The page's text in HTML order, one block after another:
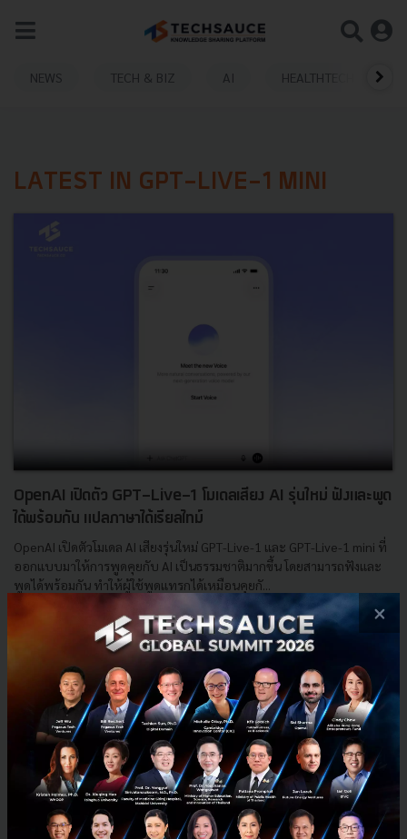
NEWS TECH & BIZ AI HEALTHTECH
LATEST IN GPT-LIVE-1 MINI
OpenAI เปิดตัว GPT-Live-1 โมเดลเสียง AI รุ่นใหม่ ฟังและพูด
ได้พร้อมกัน แปลภาษาได้เรียลไทม์
OpenAI เปิดตัวโมเดล AI เสียงรุ่นใหม่ GPT-Live-1 และ GPT-Live-1 mini ที่
ออกแบบมาให้การพูดคุยกับ AI เป็นธรรมชาติมากขึ้น โดยสามารถฟังและ
พูดได้พร้อมกัน ทำให้ผู้ใช้พูดแทรกได้เหมือนคุยกั...
| ByTechsauce Team
openai GPT-Live-1 GPT-Live-1 mini
E-mail :contact@techsauce.co
×